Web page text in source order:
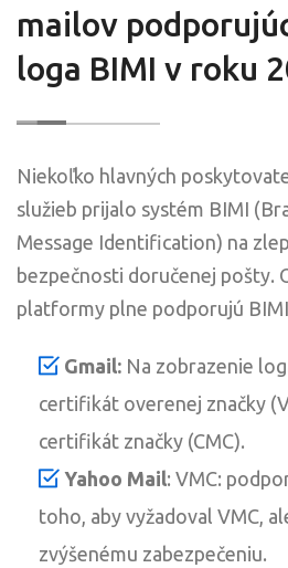
mailov
loga BIMI v roku
Niekoľko hlavných
služieb prijalo systém BIMI
Message Identification) na
bezpečnosti doručenej pošty.
platformy plne podporujú
Gmail: Na zobrazenie
certifikát overenej značky
certifikát značky (CMC).
Yahoo Mail: VMC:
toho, aby vyžadoval VMC,
zvýšenému zabezpečeniu.